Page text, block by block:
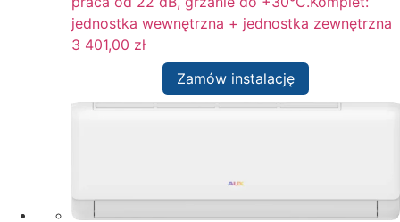
jednostka wewnętrzna + jednostka zewnętrzna
3 401,00 zł
Zamów instalację